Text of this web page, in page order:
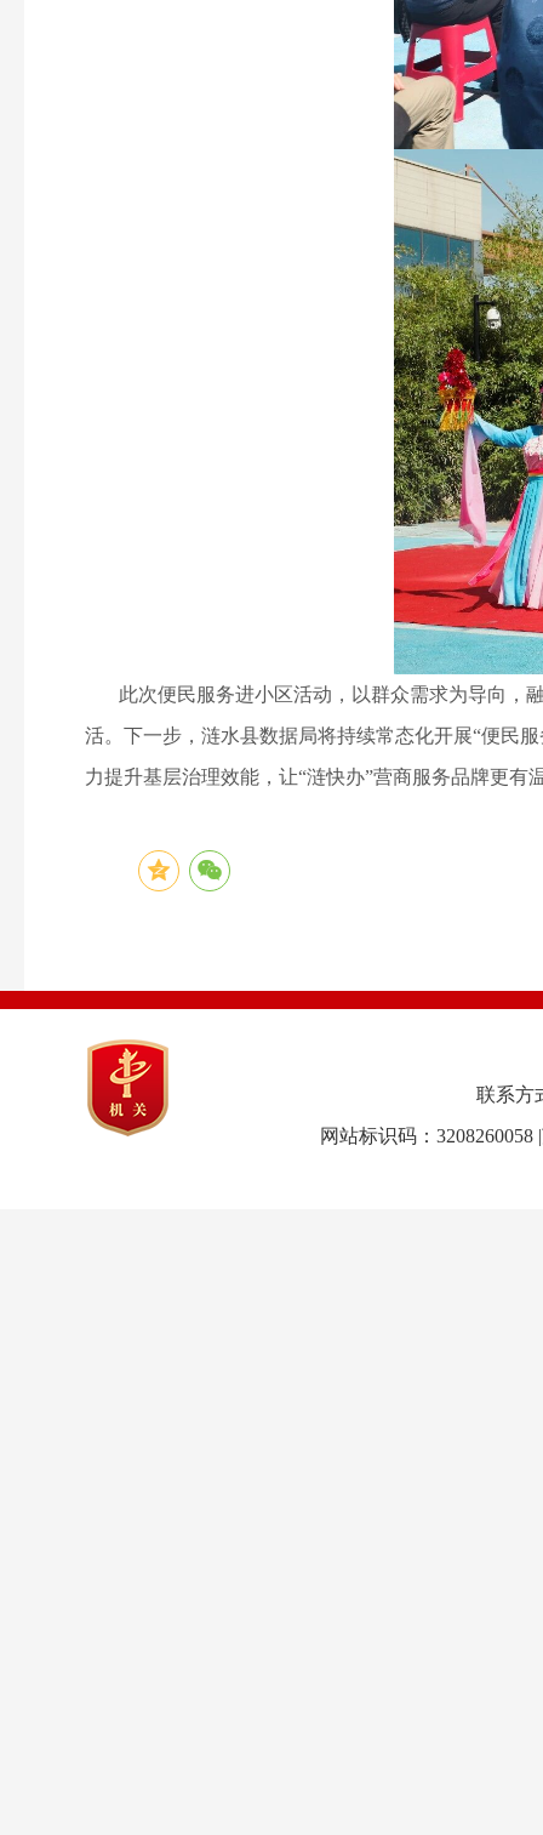
此次便民服务进小区活动，以群众需求为导向，
活。下一步，涟水县数据局将持续常态化开展“便民
力提升基层治理效能，让“涟快办”营商服务品牌更
联系方式
网站标识码：3208260058